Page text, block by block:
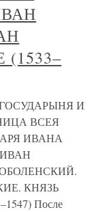
И
ВСЕЯ
ИВАНА
КНЯЗЬ
После